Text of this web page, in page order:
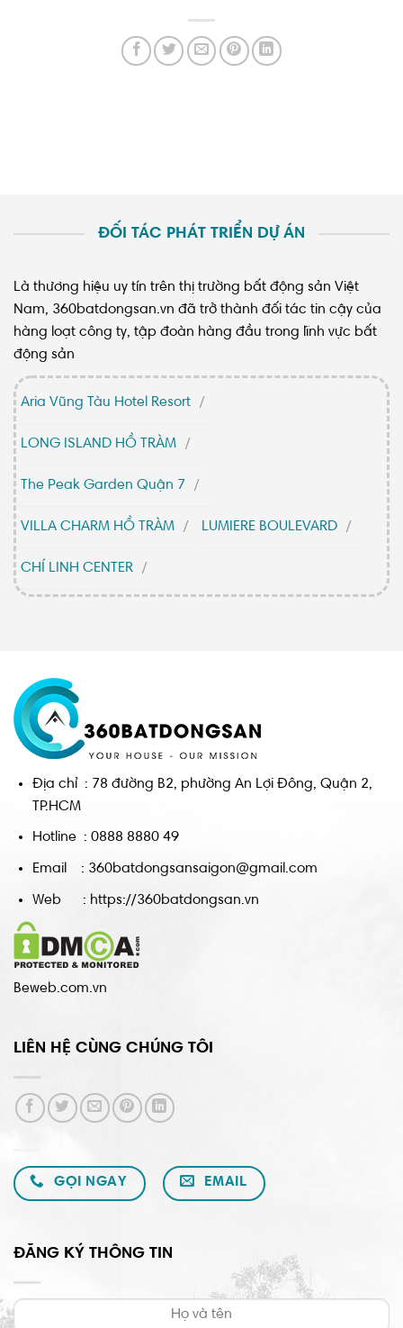
ĐỐI TÁC PHÁT TRIỂN DỰ ÁN
Là thương hiệu uy tín trên thị trường bất động sản Việt
Nam, 360batdongsan.vn đã trở thành đối tác tin cậy của
hàng loạt công ty, tập đoàn hàng đầu trong lĩnh vực bất
động sản
Aria Vũng Tàu Hotel Resort
LONG ISLAND HỒ TRÀM
The Peak Garden Quận 7
VILLA CHARM HỒ TRÀM LUMIERE BOULEVARD
CHÍ LINH CENTER
Địa chỉ : 78 đường B2, phường An Lợi Đông, Quận 2,
TP.HCM
Hotline : 0888 8880 49
Email : 360batdongsansaigon@gmail.com
Web : https://360batdongsan.vn
Beweb.com.vn
LIÊN HỆ CÙNG CHÚNG TÔI
GỌI NGAY EMAIL
ĐĂNG KÝ THÔNG TIN